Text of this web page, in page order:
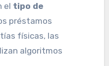
el tipo de
préstamos
físicas, las
algoritmos